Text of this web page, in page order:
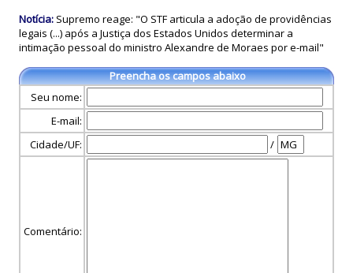
Notícia: Supremo reage: "O STF articula a adoção de providências
legais (...) após a Justiça dos Estados Unidos determinar a
intimação pessoal do ministro Alexandre de Moraes por e-mail"
Preencha os campos abaixo
Seu nome:
E-mail:
Cidade/UF:
/
Comentário: